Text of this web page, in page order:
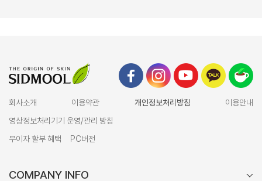
회사소개 이용약관 개인정보처리방침
이용안내
영상정보처리기기 운영/관리 방침
무이자 할부 혜택
PC버전
COMPANY INFO